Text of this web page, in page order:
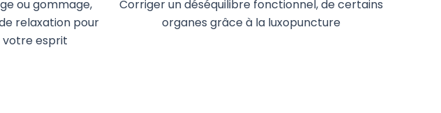
ou gommage,
relaxation pour
esprit
Corriger un déséquilibre fonctionnel, de certains
organes grâce à la luxopuncture